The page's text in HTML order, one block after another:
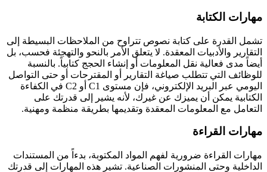
مهارات الكتابة
تشمل القدرة على كتابة نصوص تتراوح من الملاحظات البسيطة إلى
التقارير والأدبيات المعقدة. لا يتعلق الأمر بالنحو والتهجئة فحسب، بل
أيضاً مدى فعالية نقل المعلومات أو إنشاء الحجج كتابياً. بالنسبة
للوظائف التي تتطلب صياغة التقارير أو المقترحات أو حتى التواصل
اليومي عبر البريد الإلكتروني، فإن مستوى C1 أو C2 في الكفاءة
الكتابية يمكن أن يميزك عن غيرك، لأنه يشير إلى قدرتك على
التعامل مع المعلومات المعقدة وتقديمها بطريقة منظمة ومهنية.
مهارات القراءة
مهارات القراءة ضرورية لفهم المواد المكتوبة، بدءاً من المستندات
الداخلية وحتى المنشورات الصناعية. تشير هذه المهارات إلى قدرتك